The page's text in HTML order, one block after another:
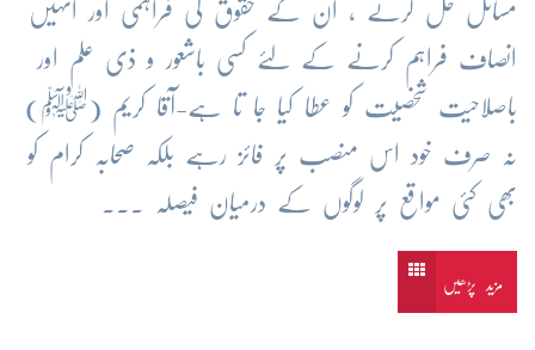
مسائل حل کرنے ، ان کے حقوق کی فراہمی اور انہیں
انصاف فراہم کرنے کے لئے کسی باشعور و ذی علم اور
باصلاحیت شخصیت کو عطا کیا جا تا ہے-آقا کریم (ﷺ)
نہ صرف خود اس منصب پر فائز رہے بلکہ صحابہ کرام کو
بھی کئی مواقع پر لوگوں کے درمیان فیصلہ ...
مزید پڑھیں